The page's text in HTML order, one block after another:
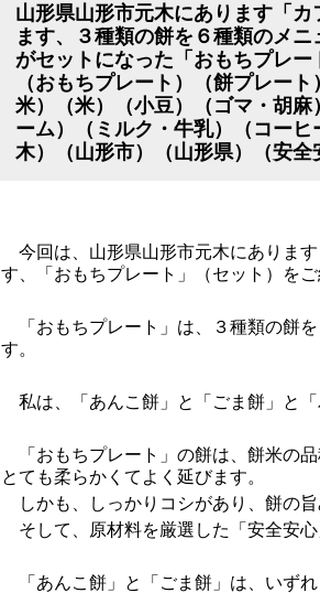
山形県山形市元木にあります「
ます、３種類の餅を６種類のメ
がセットになった「おもちプレー
（おもちプレート）（餅プレー
米）（米）（小豆）（ゴマ・胡
ーム）（ミルク・牛乳）（コー
木）（山形市）（山形県）（安全
今回は、山形県山形市元木にありま
す、「おもちプレート」（セット）をご
「おもちプレート」は、３種類の餅
す。
私は、「あんこ餅」と「ごま餅」と「
「おもちプレート」の餅は、餅米の品
とても柔らかくてよく延びます。
しかも、しっかりコシがあり、餅の旨
そして、原材料を厳選した「安全安心
「あんこ餅」と「ごま餅」は、いず